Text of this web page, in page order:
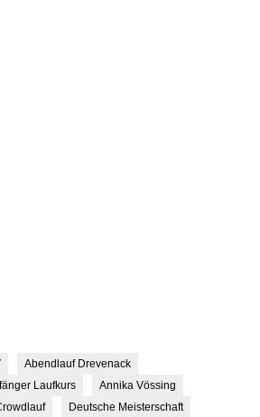
Abendlauf Drevenack
Laufkurs
Annika Vössing
Deutsche Meisterschaft